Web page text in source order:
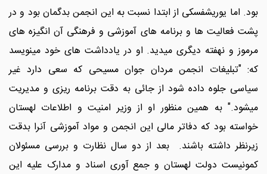
بود. اما یوریشفسکی از ابتدا نسبت به این انجمن بدگمان بود و در
پشت فعالیت ها و برنامه های آموزشی و فرهنگی آن انگیزه های
مرموز و نهفته دیگری میدید. او در یادداشت های خود مینویسد
که: "تبلیغات انجمن مردان جوان مسیحی که سعی دارد غیر
سیاسی جلوه داده شود از جائی به دقت برنامه ریزی و مدیریت
میشود." به همین منظور او از وزیر امنیت و اطلاعات لهستان
خواسته بود که دفاتر مالی این انجمن و مواد آموزشی آنرا بدقت
زیرنظر داشته باشند. بعد از دو سال نظارت و بررسی مسئولان
کمونیست دولت لهستان و جمع آوری اسناد و مدارک علیه این